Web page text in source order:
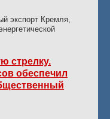
экспорт Кремля,
стрелку.
обеспечил